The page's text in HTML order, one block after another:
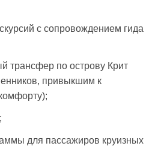
с сопровождением гида
трансфер по острову Крит
привыкшим к
для пассажиров круизных